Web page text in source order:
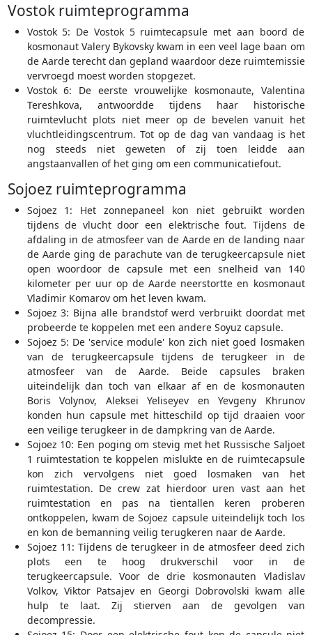
Vostok ruimteprogramma
Vostok 5: De Vostok 5 ruimtecapsule met aan boord de
kosmonaut Valery Bykovsky kwam in een veel lage baan om
de Aarde terecht dan gepland waardoor deze ruimtemissie
vervroegd moest worden stopgezet.
Vostok 6: De eerste vrouwelijke kosmonaute, Valentina
Tereshkova, antwoordde tijdens haar historische
ruimtevlucht plots niet meer op de bevelen vanuit het
vluchtleidingscentrum. Tot op de dag van vandaag is het
nog steeds niet geweten of zij toen leidde aan
angstaanvallen of het ging om een communicatiefout.
Sojoez ruimteprogramma
Sojoez 1: Het zonnepaneel kon niet gebruikt worden
tijdens de vlucht door een elektrische fout. Tijdens de
afdaling in de atmosfeer van de Aarde en de landing naar
de Aarde ging de parachute van de terugkeercapsule niet
open woordoor de capsule met een snelheid van 140
kilometer per uur op de Aarde neerstortte en kosmonaut
Vladimir Komarov om het leven kwam.
Sojoez 3: Bijna alle brandstof werd verbruikt doordat met
probeerde te koppelen met een andere Soyuz capsule.
Sojoez 5: De 'service module' kon zich niet goed losmaken
van de terugkeercapsule tijdens de terugkeer in de
atmosfeer van de Aarde. Beide capsules braken
uiteindelijk dan toch van elkaar af en de kosmonauten
Boris Volynov, Aleksei Yeliseyev en Yevgeny Khrunov
konden hun capsule met hitteschild op tijd draaien voor
een veilige terugkeer in de dampkring van de Aarde.
Sojoez 10: Een poging om stevig met het Russische Saljoet
1 ruimtestation te koppelen mislukte en de ruimtecapsule
kon zich vervolgens niet goed losmaken van het
ruimtestation. De crew zat hierdoor uren vast aan het
ruimtestation en pas na tientallen keren proberen
ontkoppelen, kwam de Sojoez capsule uiteindelijk toch los
en kon de bemanning veilig terugkeren naar de Aarde.
Sojoez 11: Tijdens de terugkeer in de atmosfeer deed zich
plots een te hoog drukverschil voor in de
terugkeercapsule. Voor de drie kosmonauten Vladislav
Volkov, Viktor Patsajev en Georgi Dobrovolski kwam alle
hulp te laat. Zij stierven aan de gevolgen van
decompressie.